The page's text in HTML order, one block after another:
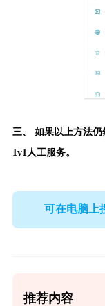
三、 如果以上方法
1v1人工服务。
可在电脑上
推荐内容